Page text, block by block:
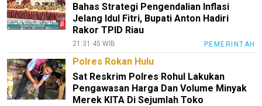
Bahas Strategi Pengendalian Inflasi
Jelang Idul Fitri, Bupati Anton Hadiri
Rakor TPID Riau
21:31:45 WIB PEMERINTAH
Polres Rokan Hulu
Sat Reskrim Polres Rohul Lakukan
Pengawasan Harga Dan Volume Minyak
Merek KITA Di Sejumlah Toko